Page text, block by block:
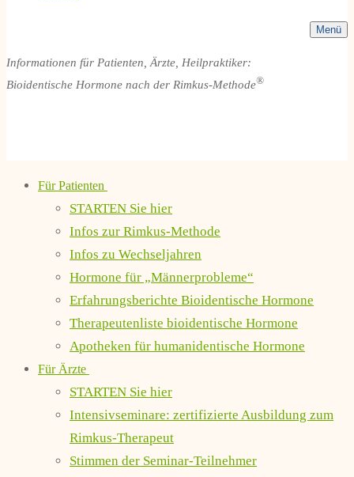
Menü
Informationen für Patienten, Ärzte, Heilpraktiker:
Bioidentische Hormone nach der Rimkus-Methode®
Für Patienten
STARTEN Sie hier
Infos zur Rimkus-Methode
Infos zu Wechseljahren
Hormone für „Männerprobleme“
Erfahrungsberichte Bioidentische Hormone
Therapeutenliste bioidentische Hormone
Apotheken für humanidentische Hormone
Für Ärzte
STARTEN Sie hier
Intensivseminare: zertifizierte Ausbildung zum
Rimkus-Therapeut
Stimmen der Seminar-Teilnehmer